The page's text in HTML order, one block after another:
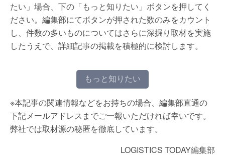
たい」場合、下の「もっと知りたい」ボタンを押してく
ださい。編集部にてボタンが押された数のみをカウント
し、件数の多いものについてはさらに深掘り取材を実施
したうえで、詳細記事の掲載を積極的に検討します。
もっと知りたい
※本記事の関連情報などをお持ちの場合、編集部直通の
下記メールアドレスまでご一報いただければ幸いです。
弊社では取材源の秘匿を徹底しています。
LOGISTICS TODAY編集部